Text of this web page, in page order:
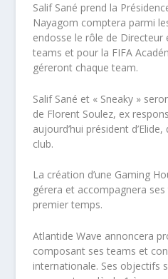
Salif Sané prend la
Nayagom comptera parmi
endosse le rôle de Directeur
teams et pour la FIFA
géreront chaque team.
Salif Sané et « Sneaky »
de Florent Soulez, ex
aujourd’hui président
club.
La création d’une Gaming
gérera et accompagnera
premier temps.
Atlantide Wave annoncera
composant ses teams et
internationale. Ses objectifs